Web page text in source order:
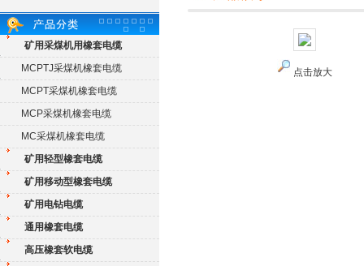
矿用采煤机用橡套电缆
MCPTJ采煤机橡套电缆
MCPT采煤机橡套电缆
MCP采煤机橡套电缆
MC采煤机橡套电缆
矿用轻型橡套电缆
矿用移动型橡套电缆
矿用电钻电缆
通用橡套电缆
高压橡套软电缆
点击放大